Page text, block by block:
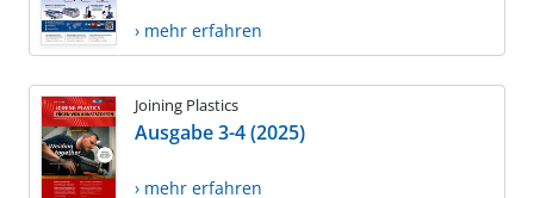
› mehr erfahren
Joining Plastics
Ausgabe 3-4 (2025)
› mehr erfahren